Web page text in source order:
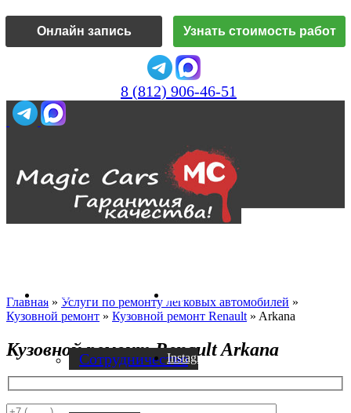
Онлайн запись Узнать стоимость работ
8 (812) 906-46-51
О нас
CотрудничествоInstagram
Главная » Услуги по ремонту легковых автомобилей »
Кузовной ремонт » Кузовной ремонт Renault » Arkana
Кузовной ремонт Renault Arkana